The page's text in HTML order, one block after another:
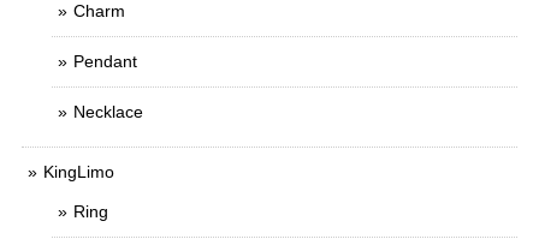
Charm
Pendant
Necklace
KingLimo
Ring